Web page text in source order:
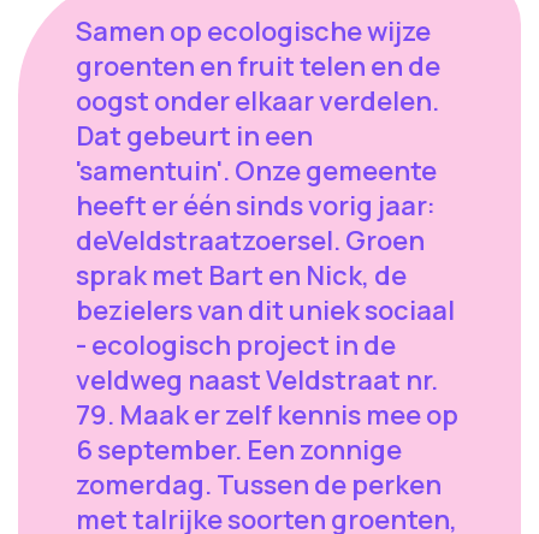
Samen op ecologische wijze
groenten en fruit telen en de
oogst onder elkaar verdelen.
Dat gebeurt in een
'samentuin'. Onze gemeente
heeft er één sinds vorig jaar:
deVeldstraatzoersel. Groen
sprak met Bart en Nick, de
bezielers van dit uniek sociaal
- ecologisch project in de
veldweg naast Veldstraat nr.
79. Maak er zelf kennis mee op
6 september. Een zonnige
zomerdag. Tussen de perken
met talrijke soorten groenten,